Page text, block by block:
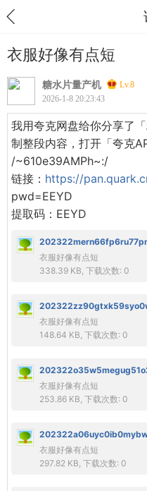
衣服好像有点短
糖水片量产机
Lv.8
2026-1-8 20:23:43
我用夸克网盘给你分享了
制整段内容，打开「夸克
/~610e39AMPh~:/
链接： https://
pwd=EEYD
提取码：EEYD
衣服好像有点短
338.39 KB, 下载次数: 0
衣服好像有点短
148.64 KB, 下载次数: 0
衣服好像有点短
253.86 KB, 下载次数: 0
衣服好像有点短
297.82 KB, 下载次数: 0